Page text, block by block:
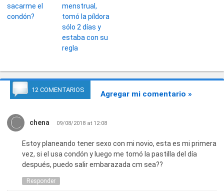
sacarme el
condón?
menstrual,
tomó la píldora
sólo 2 días y
estaba con su
regla
12 COMENTARIOS Agregar mi comentario »
chena 09/08/2018 at 12:08
Estoy planeando tener sexo con mi novio, esta es mi primera
vez, si el usa condón y luego me tomó la pastilla del día
después, puedo salir embarazada cm sea??
Responder